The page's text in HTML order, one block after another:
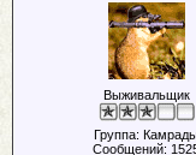
Выживальщик
Группа:
Сообщений: